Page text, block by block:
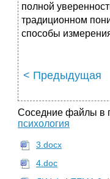
полной
традиционном
способы
< Предыдущая
Соседние файлы в
психология
3.docx
4.doc